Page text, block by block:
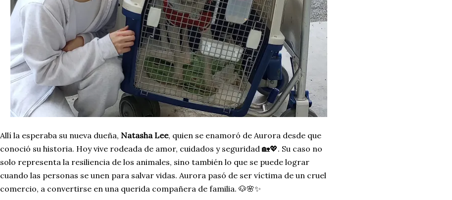
Allí la esperaba su nueva dueña, Natasha Lee, quien se enamoró de Aurora desde que
conoció su historia. Hoy vive rodeada de amor, cuidados y seguridad 🏡💖. Su caso no
solo representa la resiliencia de los animales, sino también lo que se puede lograr
cuando las personas se unen para salvar vidas. Aurora pasó de ser víctima de un cruel
comercio, a convertirse en una querida compañera de familia. 🐶🌸✨